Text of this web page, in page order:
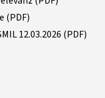
(PDF)
12.03.2026 (PDF)